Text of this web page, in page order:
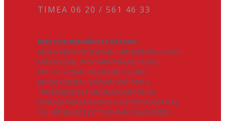
TIMEA 06 20 / 561 46 33
KERESSEN BENNÜNKET BÁTRAN!
AMENNYIBEN KÉRDÉSE VAN TERMÉKEINKKEL, EGYEDI
MÉRETEZÉSSEL VAGY KÁRPITVÁLASZTÁSSAL
KAPCSOLATBAN, KÉSZSÉGGEL ÁLLUNK
RENDELKEZÉSÉRE. SZÍVESEN SEGÍTÜNK A
TERVEZÉSBEN ÉS A MEGFELELŐ MEGOLDÁS
KIVÁLASZTÁSÁBAN, HOGY A BÚTOR VALÓBAN AZ
ÖN IGÉNYEIHEZ ÉS OTTHONÁHOZ IGAZODJON.